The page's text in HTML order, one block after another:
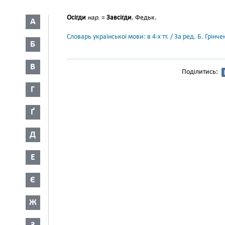
А
Б
В
Г
Ґ
Д
Е
Є
Ж
Осігди нар. = Завсігди. Федьк.
Словарь української мови: в 4-х тт. / За ред. Б.
Поділитись: